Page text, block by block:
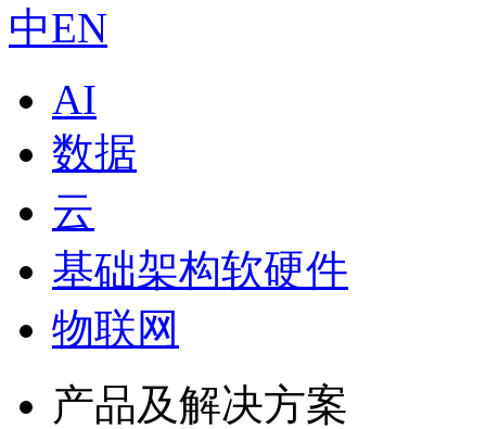
中EN
AI
数据
云
基础架构软硬件
物联网
产品及解决方案